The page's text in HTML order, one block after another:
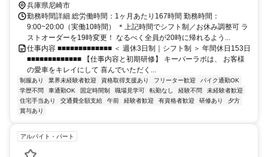
兵庫県尼崎市
勤務時間詳細 総労働時間：1ヶ月あたり167時間 勤務時間：
9:00~20:00（実働10時間） ＊上記時間でシフト制／お休み調整可 ラ
ストオーダーを19時変更！ なるべく全員が20時に帰れるよう...
仕事内容 ■■■■■■■■■■■■■ ＜ 週休3日制｜シフト制 ＞ 年間休日153日
■■■■■■■■■■■■■ 【仕事内容と初期研修】 キーパーラボは、 お客様
の愛車をキレイにして 喜んでいただく...
制服あり 業界未経験者歓迎 資格取得支援あり フリーター歓迎
バイク通勤OK
学歴不問
車通勤OK 固定時間制 職場見学可 転勤なし 経験不問
未経験者歓迎
住宅手当あり
交通費全額支給 午前 経験者歓迎 有資格者歓迎 研修あり
夕方
賞与あり
アルバイト・パート